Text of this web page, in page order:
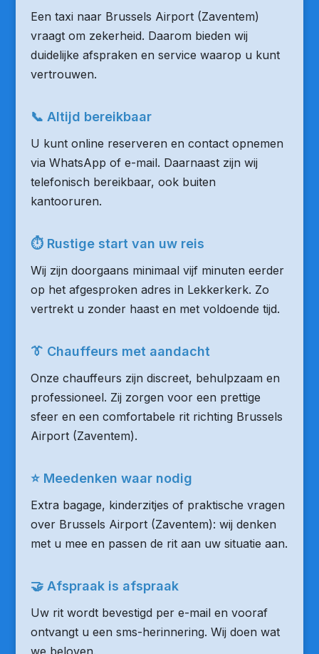
Een taxi naar Brussels Airport (Zaventem)
vraagt om zekerheid. Daarom bieden wij
duidelijke afspraken en service waarop u kunt
vertrouwen.
📞 Altijd bereikbaar
U kunt online reserveren en contact opnemen
via WhatsApp of e-mail. Daarnaast zijn wij
telefonisch bereikbaar, ook buiten
kantooruren.
⏱ Rustige start van uw reis
Wij zijn doorgaans minimaal vijf minuten eerder
op het afgesproken adres in Lekkerkerk. Zo
vertrekt u zonder haast en met voldoende tijd.
👔 Chauffeurs met aandacht
Onze chauffeurs zijn discreet, behulpzaam en
professioneel. Zij zorgen voor een prettige
sfeer en een comfortabele rit richting Brussels
Airport (Zaventem).
⭐ Meedenken waar nodig
Extra bagage, kinderzitjes of praktische vragen
over Brussels Airport (Zaventem): wij denken
met u mee en passen de rit aan uw situatie aan.
🤝 Afspraak is afspraak
Uw rit wordt bevestigd per e-mail en vooraf
ontvangt u een sms-herinnering. Wij doen wat
we beloven.